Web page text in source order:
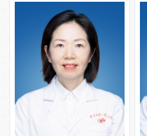
织免疫系统疾病（幼年类风湿病、
统疾病（缺铁性贫血、血小板减少
球肾炎、肾病综合症、尿路感染、
传染病（麻疹、水痘、腮腺炎、传
病、痢疾）等。尤其在小儿肺炎、
以及儿童重症等方面积累了丰富的
危、重症患儿开设绿色通道，同时
持。